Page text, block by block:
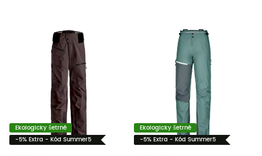
Ekologicky šetrné
-5% Extra - Kód Summer5
Ekologicky šetrné
-5% Extra - Kód Summer5